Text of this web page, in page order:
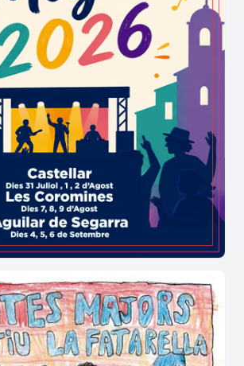
engalanats. D'aquesta manera,
a Bellvei es manté ben viu
d'un públic entregat a les
història i la música de la
de Bellvei
de les comissions de festes fa
els concerts i els espectacles
la cultura a tothom de manera
la comunitat per ballar
durant la festa major
la plaça de l'Església i els